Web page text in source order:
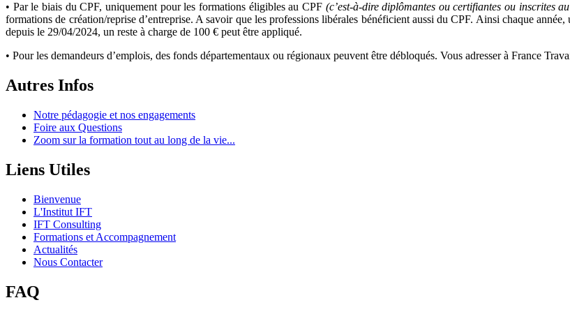
• Par le biais du CPF, uniquement pour les formations éligibles au CPF (c’est-à-dire diplômantes ou certifiantes ou inscrites
formations de création/reprise d’entreprise. A savoir que les professions libérales bénéficient aussi du CPF. Ainsi chaque
depuis le 29/04/2024, un reste à charge de 100 € peut être appliqué.
• Pour les demandeurs d’emplois, des fonds départementaux ou régionaux peuvent être débloqués. Vous adresser à France
Autres Infos
Notre pédagogie et nos engagements
Foire aux Questions
Zoom sur la formation tout au long de la vie...
Liens Utiles
Bienvenue
L'Institut IFT
IFT Consulting
Formations et Accompagnement
Actualités
Nous Contacter
FAQ